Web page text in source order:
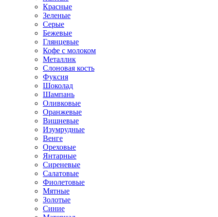
Красные
Зеленые
Серые
Бежевые
Глянцевые
Кофе с молоком
Металлик
Слоновая кость
Фуксия
Шоколад
Шампань
Оливковые
Оранжевые
Вишневые
Изумрудные
Венге
Ореховые
Янтарные
Сиреневые
Салатовые
Фиолетовые
Мятные
Золотые
Синие